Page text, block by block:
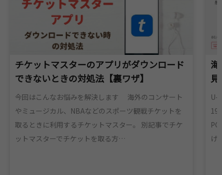
チケットマスターのアプリがダウンロード
できないときの対処法【裏ワザ】
今回はこんなお悩みを解決します 海外のコンサート
やミュージカル、NBAなどのスポーツ観戦チケットを
取るときに利用するチケットマスター。 別記事でチケ
ットマスターでチケットを取る方…
U-
げ